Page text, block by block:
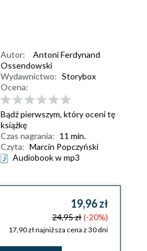
Autor:
Antoni Ferdynand
Ossendowski
Wydawnictwo: Storybox
Ocena:
Bądź pierwszym, który oceni tę
książkę
Czas nagrania: 11 min.
Czyta: Marcin Popczyński
Audiobook w mp3
19,96 zł
24,95 zł(-20%)
17,90 zł najniższa cena z 30 dni